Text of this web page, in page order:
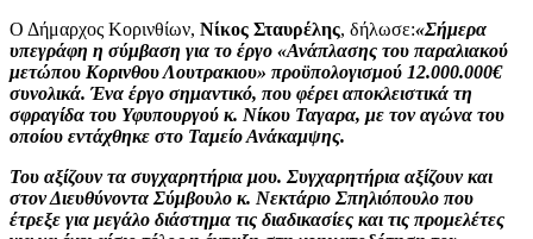
Ο Δήμαρχος Κορινθίων, Νίκος Σταυρέλης, δήλωσε:«Σήμερα
υπεγράφη η σύμβαση για το έργο «Ανάπλασης του παραλιακού
μετώπου Κορινθου Λουτρακιου» προϋπολογισμού 12.000.000€
συνολικά. Ένα έργο σημαντικό, που φέρει αποκλειστικά τη
σφραγίδα του Υφυπουργού κ. Νίκου Ταγαρα, με τον αγώνα του
οποίου εντάχθηκε στο Ταμείο Ανάκαμψης.
Του αξίζουν τα συγχαρητήρια μου. Συγχαρητήρια αξίζουν και
στον Διευθύνοντα Σύμβουλο κ. Νεκτάριο Σπηλιόπουλο που
έτρεξε για μεγάλο διάστημα τις διαδικασίες και τις προμελέτες